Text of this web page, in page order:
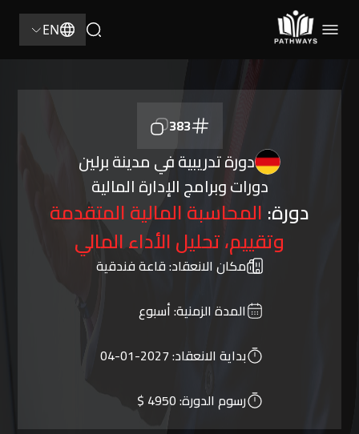
EN
383
دورة تدريبية في مدينة برلين
دورات وبرامج الإدارة المالية
دورة: المحاسبة المالية المتقدمة
وتقييم، تحليل الأداء المالي
مكان الانعقاد:قاعة فندقية
المدة الزمنية:أسبوع
بداية الانعقاد:2027-01-04
رسوم الدورة:4950 $